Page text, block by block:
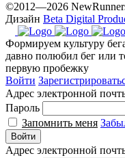
©2012—2026
Дизайн Beta Digital
Формируем культуру
давно полюбил бег или
первую пробежку
Войти
Адрес электронной
Пароль
Запомнить меня
Войти
Адрес электронной